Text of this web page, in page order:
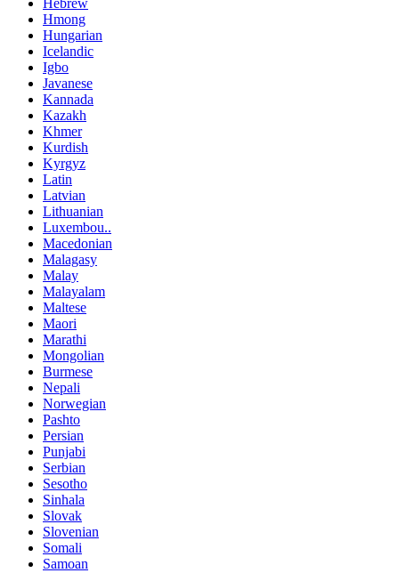
Hebrew
Hmong
Hungarian
Icelandic
Igbo
Javanese
Kannada
Kazakh
Khmer
Kurdish
Kyrgyz
Latin
Latvian
Lithuanian
Luxembou..
Macedonian
Malagasy
Malay
Malayalam
Maltese
Maori
Marathi
Mongolian
Burmese
Nepali
Norwegian
Pashto
Persian
Punjabi
Serbian
Sesotho
Sinhala
Slovak
Slovenian
Somali
Samoan